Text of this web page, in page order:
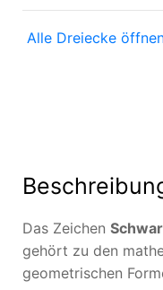
Alle Dreiecke
Das Zeichen
gehört zu den
geometrischen